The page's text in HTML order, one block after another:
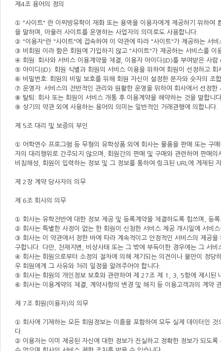
제4조 용어의 정의
① "사이트" 란 이찌방유학이 재화 또는 용역을 이용자에게 제공하기 위하여
을 말하며, 아울러 사이트를 운영하는 사업자의 의미로도 사용합니다.
② "이용자"란 "사이트"에 접속하여 이 약관에 따라 "사이트"가 제공하는 서
③ 비회원 이라 함은 회원에 가입하지 않고 "사이트"가 제공하는 서비스를 이
④ 회원: 회사와 서비스 이용계약을 체결, 이용자 아이디(ID)를 부여받은 사람
⑤ 아이디(ID): 회원 식별과 회원의 서비스 이용을 위하여 회원이 선정하고 회
⑥ 비밀번호: 회원의 비밀 보호를 위해 회원 자신이 설정한 문자와 숫자의 조
⑦ 운영자: 서비스의 전반적인 관리와 원활한 운영을 위하여 회사에서 선정
⑧ 탈퇴: 회사 또는 회원이 서비스 개통 후 이용계약을 해약하는 것을 말합니
⑨ 상기의 약관 외에 사용하는 용어의 의미는 일반적인 거래관행에 의합니다.
제 5조 대리 및 보증의 부인
① 어학연수 프로그램 등 무형의 유학상품 외에 회사는 물품을 판매 또는 구
자의 대리행위로 간주되지 않으며, 회원간의 판매 및 구매와 관련하여 판매
비침해성, 회원이 입력하는 정보 및 그 정보를 통하여 링크된 URL에 게재된
제 2장 계약 당사자의 의무
제 6조 회사의 의무
① 회사는 유학전반에 대한 정보 제공 및 등록계약을 체결하도록 힘쓰며, 등
② 회사는 특별한 사정이 없는 한 회원이 신청한 서비스 제공 개시일에 서비
③ 회사는 이 약관에서 정한 바에 따라 계속적이고 안정적인 서비스의 제공
구합니다. 다만, 천재지변, 비상사태 또는 그 밖에 부득이한 경우에는 그 서
④ 회사는 회원으로부터 소정의 절차에 의해 제기되는 의견이나 불만이 정
우 회원에게 그 사유와 처리 일정을 알려주어야 합니다.
⑤ 회사는 회원의 개인정보 보호와 관련하여 제 27조 제 1, 3, 5항에 제시된
⑥ 회사는 이용계약의 체결, 계약사항의 변경 및 해지 등 이용고객과의 계약
제 7조 회원(이용자)의 의무
① 회사에 기재하는 모든 회원정보는 이름을 포함하여 모두 실제 데이터인
다.
② 이용자는 이미 제공된 자신에 대한 정보가 진실하고 정확한 정보가 되도